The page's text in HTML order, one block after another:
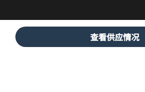
查看供应情况